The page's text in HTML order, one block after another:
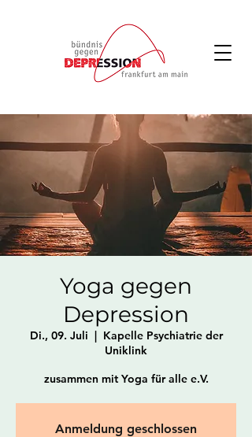
Yoga gegen
Depression
Di., 09. Juli
  |
Kapelle Psychiatrie der
Uniklink
zusammen mit Yoga für alle e.V.
Anmeldung geschlossen